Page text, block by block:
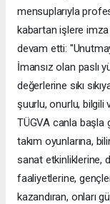
mensuplarıyla
kabartan işlere
devam etti:
İmansız olan paslı
değerlerine sıkı
şuurlu, onurlu, bilgili
TÜGVA canla başla
takım oyunlarına,
sanat etkinliklerine,
faaliyetlerine,
kazandıran, onları